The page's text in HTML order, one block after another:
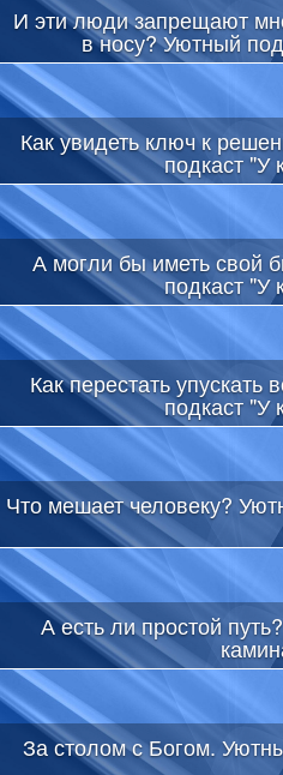
И эти люди запрещают
в носу? Уютный
Как увидеть ключ к
подкаст "У
А могли бы иметь свой
подкаст "У
Как перестать
подкаст "У
Что мешает человеку?
А есть ли простой
За столом с Богом.